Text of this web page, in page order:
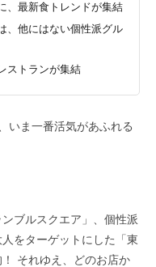
、最新食トレンドが集結
、他にはない個性派グル
ストランが集結
いま一番活気があふれる
ブルスクエア」、個性派
をターゲットにした「東
それゆえ、どのお店か